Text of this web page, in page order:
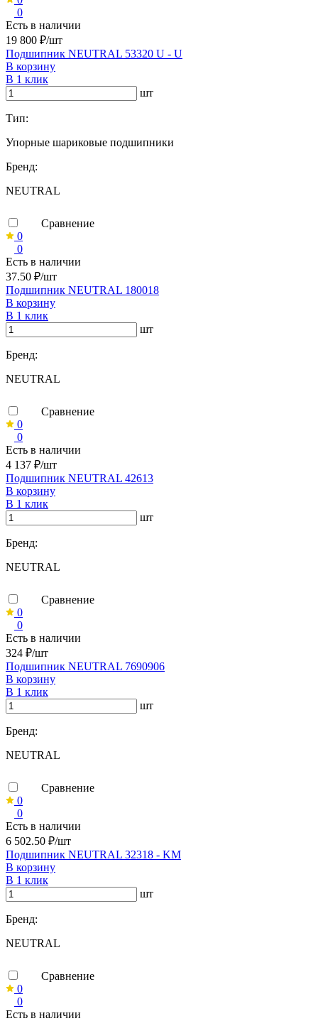
0
Есть в наличии
19 800 ₽/шт
Подшипник NEUTRAL 53320 U - U
В корзину
В 1 клик
шт
Тип:
Упорные шариковые подшипники
Бренд:
NEUTRAL
Сравнение
0
0
Есть в наличии
37.50 ₽/шт
Подшипник NEUTRAL 180018
В корзину
В 1 клик
шт
Бренд:
NEUTRAL
Сравнение
0
0
Есть в наличии
4 137 ₽/шт
Подшипник NEUTRAL 42613
В корзину
В 1 клик
шт
Бренд:
NEUTRAL
Сравнение
0
0
Есть в наличии
324 ₽/шт
Подшипник NEUTRAL 7690906
В корзину
В 1 клик
шт
Бренд:
NEUTRAL
Сравнение
0
0
Есть в наличии
6 502.50 ₽/шт
Подшипник NEUTRAL 32318 - KM
В корзину
В 1 клик
шт
Бренд:
NEUTRAL
Сравнение
0
0
Есть в наличии